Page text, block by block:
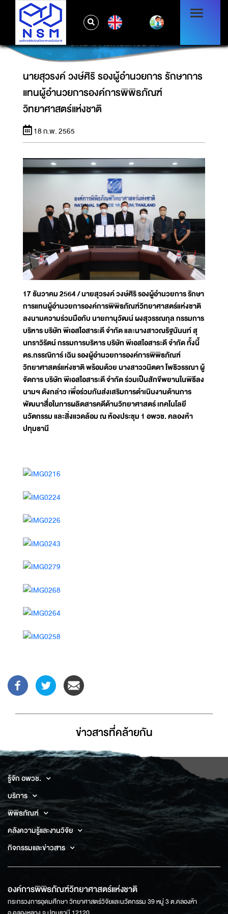
นายสุวรงค์ วงษ์ศิริ รองผู้อำนวยการ รักษาการ
แทนผู้อำนวยการองค์การพิพิธภัณฑ์
วิทยาศาสตร์แห่งชาติ
นายสุวรงค์ วงษ์ศิริ รองผู้อำนวยการ รักษาการ
แทนผู้อำนวยการองค์การพิพิธภัณฑ์
วิทยาศาสตร์แห่งชาติ
18 ก.พ. 2565
17 ธันวาคม 2564 / นายสุวรงค์ วงษ์ศิริ รองผู้อำนวยการ รักษา
การแทนผู้อำนวยการองค์การพิพิธภัณฑ์วิทยาศาสตร์แห่งชาติ
ลงนามความร่วมมือกับ นายภานุวัฒน์ ผงสุวรรณกุล กรรมการ
บริหาร บริษัท พีเอสไอสาระดี จำกัด และนางสาวณรัฐนันนท์ สุ
นทราวิรัตน์ กรรมการบริหาร บริษัท พีเอสไอสาระดี จำกัด ทั้งนี้
ดร.กรรณิการ์ เฉิน รองผู้อำนวยการองค์การพิพิธภัณฑ์
วิทยาศาสตร์แห่งชาติ พร้อมด้วย นางสาววนิตดา โพธิวรรณา ผู้
จัดการ บริษัท พีเอสไอสาระดี จำกัด ร่วมเป็นสักขีพยานในพิธีลง
นามฯ ดังกล่าว เพื่อร่วมกันส่งเสริมการดำเนินงานด้านการ
พัฒนาสื่อในการผลิตสารคดีด้านวิทยาศาสตร์ เทคโนโลยี
นวัตกรรม และสิ่งแวดล้อม ณ ห้องประชุม 1 อพวช. คลองห้า
ปทุมธานี
ข่าวสารที่่คล้ายกัน
รู้จัก อพวช.
บริการ
พิพิธภัณฑ์
คลังความรู้และงานวิจัย
กิจกรรมและข่าวสาร
องค์การพิพิธภัณฑ์วิทยาศาสตร์แห่งชาติ
กระทรวงการอุดมศึกษา วิทยาศาสตร์วิจัยและนวัตกรรม 39 หมู่ 3 ต.คลองห้า